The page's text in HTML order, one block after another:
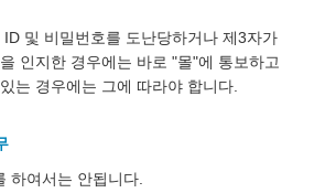
ID 및 비밀번호를 도난당하거나 제3자가
인지한 경우에는 바로 "몰"에 통보하고
는 경우에는 그에 따라야 합니다.
하여서는 안됩니다.